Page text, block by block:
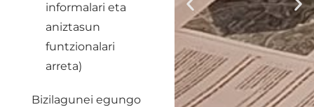
informalari eta
aniztasun
funtzionalari
arreta)
Bizilagunei egungo